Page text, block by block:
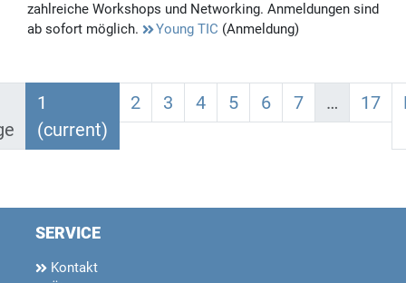
zahlreiche Workshops und Networking. Anmeldungen sind
ab sofort möglich.
Young TIC (Anmeldung)
1
(current)
2 3 4 5 6 7 … 17
SERVICE
Kontakt